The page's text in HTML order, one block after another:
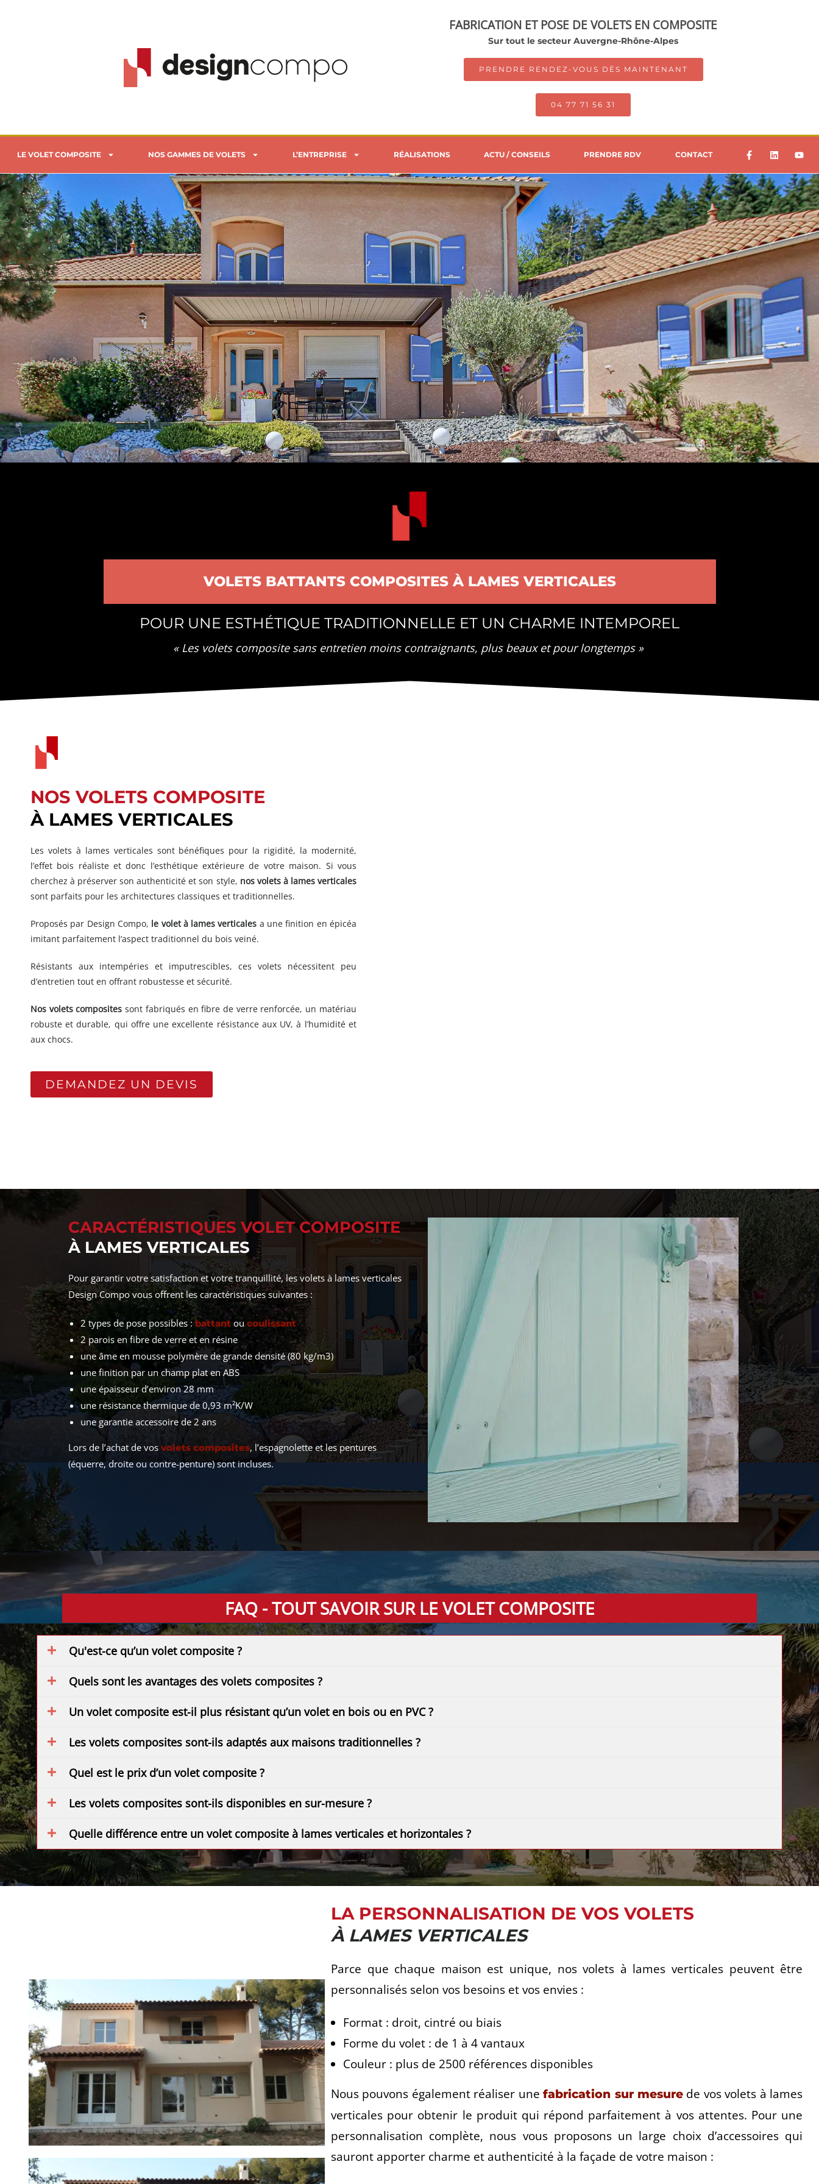
FABRICATION ET POSE DE VOLETS EN COMPOSITE
Sur tout le secteur Auvergne-Rhône-Alpes
PRENDRE RENDEZ-VOUS DÈS MAINTENANT
04 77 71 56 31
LE VOLET COMPOSITE NOS GAMMES DE VOLETS L’ENTREPRISE RÉALISATIONS ACTU / CONSEILS PRENDRE RDV CONTACT
VOLETS BATTANTS COMPOSITES À LAMES VERTICALES
POUR UNE ESTHÉTIQUE TRADITIONNELLE ET UN CHARME INTEMPOREL
« Les volets composite sans entretien moins contraignants, plus beaux et pour longtemps »
NOS VOLETS COMPOSITE
À LAMES VERTICALES
Les volets à lames verticales sont bénéfiques pour la rigidité, la modernité,
l’effet bois réaliste et donc l’esthétique extérieure de votre maison. Si vous
cherchez à préserver son authenticité et son style, nos volets à lames verticales
sont parfaits pour les architectures classiques et traditionnelles.
Proposés par Design Compo, le volet à lames verticales a une finition en épicéa
imitant parfaitement l’aspect traditionnel du bois veiné.
Résistants aux intempéries et imputrescibles, ces volets nécessitent peu
d’entretien tout en offrant robustesse et sécurité.
Nos volets composites sont fabriqués en fibre de verre renforcée, un matériau
robuste et durable, qui offre une excellente résistance aux UV, à l’humidité et
aux chocs.
DEMANDEZ UN DEVIS
CARACTÉRISTIQUES VOLET COMPOSITE
À LAMES VERTICALES
Pour garantir votre satisfaction et votre tranquillité, les volets à lames verticales
Design Compo vous offrent les caractéristiques suivantes :
2 types de pose possibles :battant oucoulissant
2 parois en fibre de verre et en résine
une âme en mousse polymère de grande densité (80 kg/m3)
une finition par un champ plat en ABS
une épaisseur d’environ 28 mm
une résistance thermique de 0,93 m²K/W
une garantie accessoire de 2 ans
Lors de l’achat de vos volets composites, l’espagnolette et les pentures
(équerre, droite ou contre-penture) sont incluses.
FAQ - TOUT SAVOIR SUR LE VOLET COMPOSITE
Qu'est-ce qu’un volet composite ?
Quels sont les avantages des volets composites ?
Un volet composite est-il plus résistant qu’un volet en bois ou en PVC ?
Les volets composites sont-ils adaptés aux maisons traditionnelles ?
Quel est le prix d’un volet composite ?
Les volets composites sont-ils disponibles en sur-mesure ?
Quelle différence entre un volet composite à lames verticales et horizontales ?
LA PERSONNALISATION DE VOS VOLETS
À LAMES VERTICALES
Parce que chaque maison est unique, nos volets à lames verticales peuvent être
personnalisés selon vos besoins et vos envies :
Format : droit, cintré ou biais
Forme du volet : de 1 à 4 vantaux
Couleur : plus de 2500 références disponibles
Nous pouvons également réaliser unefabrication sur mesurede vos volets à lames
verticales pour obtenir le produit qui répond parfaitement à vos attentes. Pour une
personnalisation complète, nous vous proposons un large choix d’accessoires qui
sauront apporter charme et authenticité à la façade de votre maison :